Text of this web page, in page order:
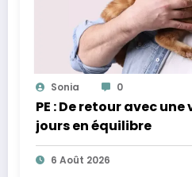
Sonia 0
PE : De retour avec
jours en équilibre
6 Août 2026